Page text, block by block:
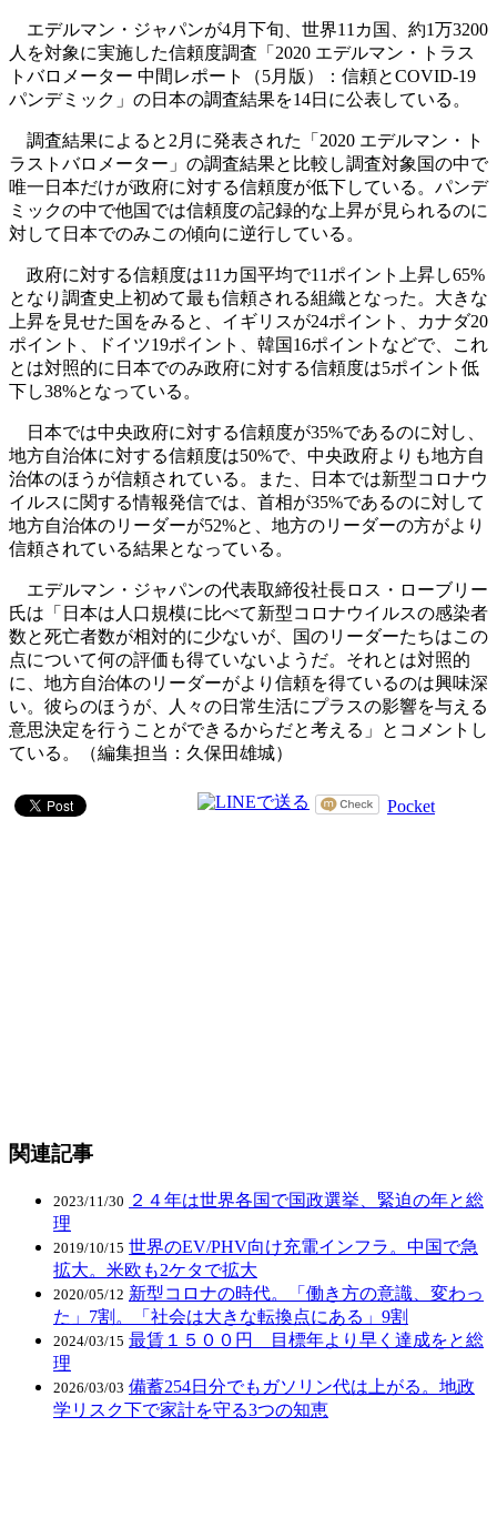
エデルマン・ジャパンが4月下旬、世界11カ国、約1万3200
人を対象に実施した信頼度調査「2020 エデルマン・トラス
トバロメーター 中間レポート（5月版）：信頼とCOVID-19
パンデミック」の日本の調査結果を14日に公表している。
調査結果によると2月に発表された「2020 エデルマン・ト
ラストバロメーター」の調査結果と比較し調査対象国の中で
唯一日本だけが政府に対する信頼度が低下している。パンデ
ミックの中で他国では信頼度の記録的な上昇が見られるのに
対して日本でのみこの傾向に逆行している。
政府に対する信頼度は11カ国平均で11ポイント上昇し65%
となり調査史上初めて最も信頼される組織となった。大きな
上昇を見せた国をみると、イギリスが24ポイント、カナダ20
ポイント、ドイツ19ポイント、韓国16ポイントなどで、これ
とは対照的に日本でのみ政府に対する信頼度は5ポイント低
下し38%となっている。
日本では中央政府に対する信頼度が35%であるのに対し、
地方自治体に対する信頼度は50%で、中央政府よりも地方自
治体のほうが信頼されている。また、日本では新型コロナウ
イルスに関する情報発信では、首相が35%であるのに対して
地方自治体のリーダーが52%と、地方のリーダーの方がより
信頼されている結果となっている。
エデルマン・ジャパンの代表取締役社長ロス・ローブリー
氏は「日本は人口規模に比べて新型コロナウイルスの感染者
数と死亡者数が相対的に少ないが、国のリーダーたちはこの
点について何の評価も得ていないようだ。それとは対照的
に、地方自治体のリーダーがより信頼を得ているのは興味深
い。彼らのほうが、人々の日常生活にプラスの影響を与える
意思決定を行うことができるからだと考える」とコメントし
ている。（編集担当：久保田雄城）
Pocket
関連記事
2023/11/30 ２４年は世界各国で国政選挙、緊迫の年と総
理
2019/10/15 世界のEV/PHV向け充電インフラ。中国で急
拡大。米欧も2ケタで拡大
2020/05/12 新型コロナの時代。「働き方の意識、変わっ
た」7割。「社会は大きな転換点にある」9割
2024/03/15 最賃１５００円 目標年より早く達成をと総
理
2026/03/03 備蓄254日分でもガソリン代は上がる。地政
学リスク下で家計を守る3つの知恵